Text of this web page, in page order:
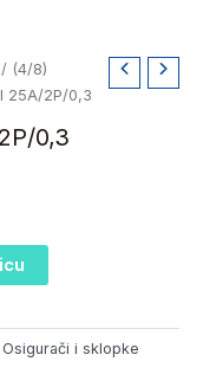
/ (4/8)
25A/2P/0,3
0,3
i sklopke